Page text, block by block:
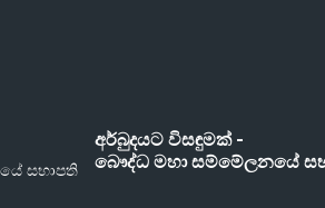
අර්බුදයට විසඳුමක් -
බෞද්ධ මහා සම්මේලනයේ